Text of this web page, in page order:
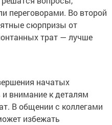
переговорами. Во второй
сюрпризы от
трат — лучше
начатых
внимание к деталям
В общении с коллегами
избежать